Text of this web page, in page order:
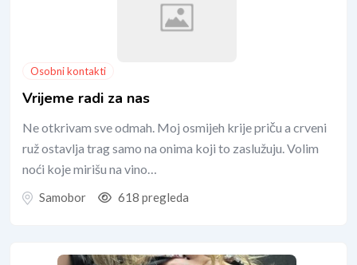
Osobni kontakti
Vrijeme radi za nas
Ne otkrivam sve odmah. Moj osmijeh krije priču a crveni
ruž ostavlja trag samo na onima koji to zaslužuju. Volim
noći koje mirišu na vino…
Samobor 618 pregleda